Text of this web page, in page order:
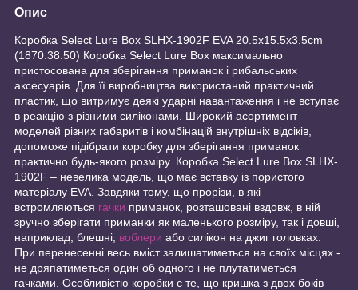
Опис
Коробка Select Lure Box SLHX-1902F EVA 20.5х15.5х3.5cm
(1870.38.50) Коробка Select Lure Box максимально
пристосована для зберігання приманок і рибальських
аксесуарів. Для її виробництва використаний практичний
пластик, що витримує деякі ударні навантаження і не вступає
в реакцію з різними силіконами. Широкий асортимент
моделей різних габаритів і комбінацій внутрішніх відсіків,
допоможе підібрати коробку для зберігання приманок
практично будь-якого розміру. Коробка Select Lure Box SLHX-
1902F – невелика модель, що має вставку із пористого
матеріалу EVA. Завдяки тому, що прорізи, в які
встромляються гачки приманок, розташовані вздовж, в ній
зручно зберігати приманки як маленького розміру, так і довші,
наприклад, блешні, воблери або силікон на джиг головках.
При перенесенні весь вміст залишатиметься на своїх місцях -
не дряпатиметься один об одного і не плутатиметься
гачками. Особливістю коробки є те, що кришка з двох боків